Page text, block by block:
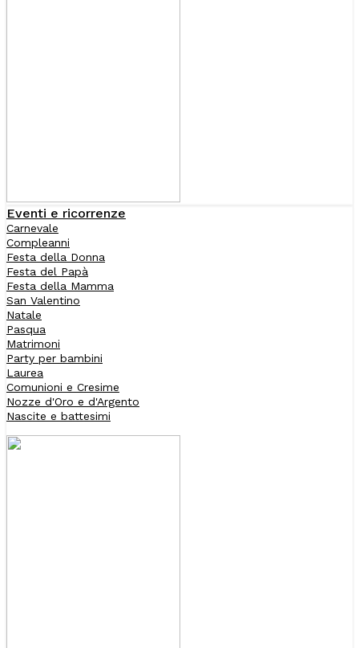
Eventi e ricorrenze
Carnevale
Compleanni
Festa della Donna
Festa del Papà
Festa della Mamma
San Valentino
Natale
Pasqua
Matrimoni
Party per bambini
Laurea
Comunioni e Cresime
Nozze d'Oro e d'Argento
Nascite e battesimi